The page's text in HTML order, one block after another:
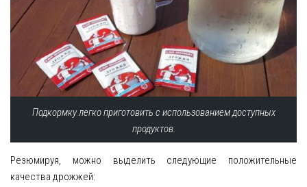
Подкормку легко приготовить с использованием доступных
продуктов.
Резюмируя, можно выделить следующие положительные
качества дрожжей: